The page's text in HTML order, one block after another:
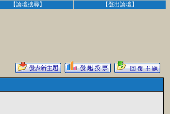
【論壇搜尋】 【登出論壇】